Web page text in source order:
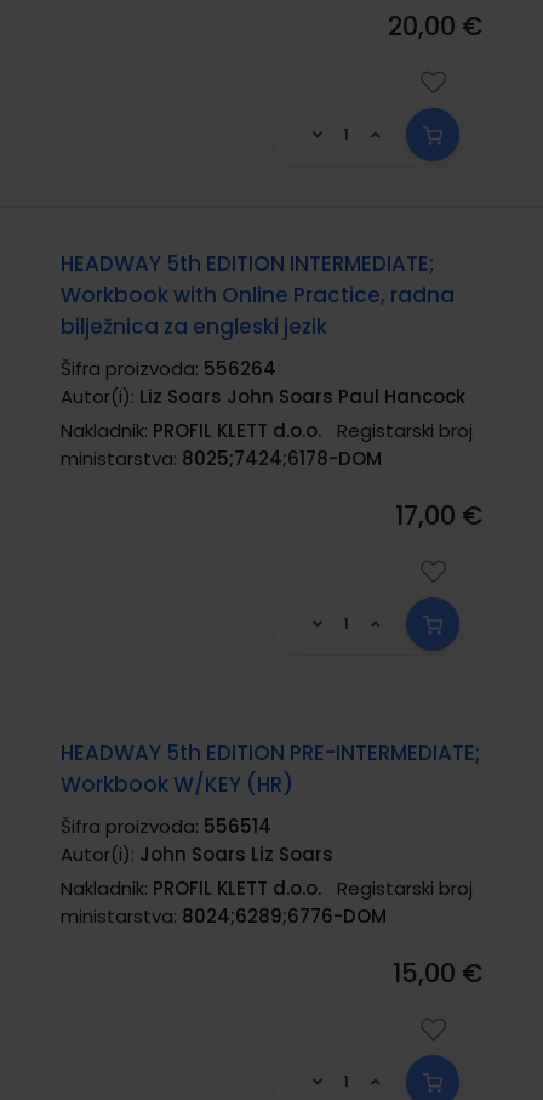
20,00 €
HEADWAY 5th EDITION INTERMEDIATE;
Workbook with Online Practice, radna
bilježnica za engleski jezik
Šifra proizvoda: 556264
Autor(i): Liz Soars John Soars Paul Hancock
Nakladnik: PROFIL KLETT d.o.o.
Registarski broj
ministarstva: 8025;7424;6178-DOM
17,00 €
HEADWAY 5th EDITION PRE-INTERMEDIATE;
Workbook W/KEY (HR)
Šifra proizvoda: 556514
Autor(i): John Soars Liz Soars
Nakladnik: PROFIL KLETT d.o.o.
Registarski broj
ministarstva: 8024;6289;6776-DOM
15,00 €